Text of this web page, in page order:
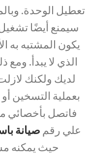
تعطيل الوحدة.
سيمنع أيضًا
يكون المشتبه به
الذي لا يبدأ. ومع
لديك ولكنك
بعملية التسخين
فاتصل بأخصائي
علي رقم صيانة
حيث يمكنه